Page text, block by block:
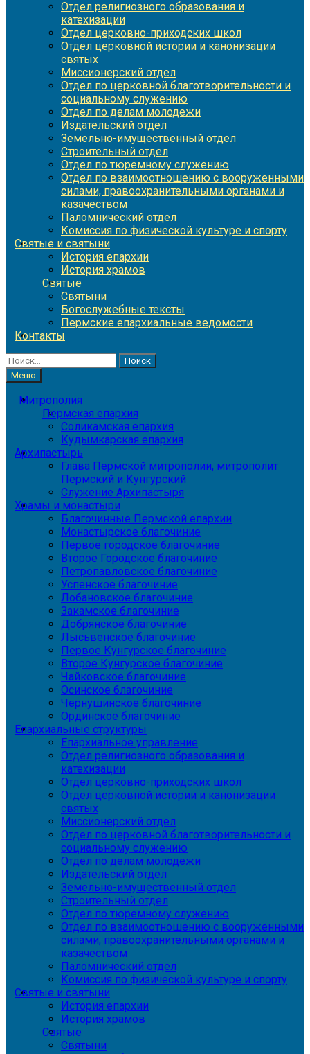
Отдел религиозного образования и
катехизации
Отдел церковно-приходских школ
Отдел церковной истории и канонизации
святых
Миссионерский отдел
Отдел по церковной благотворительности и
социальному служению
Отдел по делам молодежи
Издательский отдел
Земельно-имущественный отдел
Строительный отдел
Отдел по тюремному служению
Отдел по взаимоотношению с вооруженными
силами, правоохранительными органами и
казачеством
Паломнический отдел
Комиссия по физической культуре и спорту
Святые и святыни
История епархии
История храмов
Святые
Святыни
Богослужебные тексты
Пермские епархиальные ведомости
Контакты
Найти:
Меню
Митрополия
Пермская епархия
Соликамская епархия
Кудымкарская епархия
Архипастырь
Глава Пермской митрополии, митрополит
Пермский и Кунгурский
Служение Архипастыря
Храмы и монастыри
Благочинные Пермской епархии
Монастырское благочиние
Первое городское благочиние
Второе Городское благочиние
Петропавловское благочиние
Успенское благочиние
Лобановское благочиние
Закамское благочиние
Добрянское благочиние
Лысьвенское благочиние
Первое Кунгурское благочиние
Второе Кунгурское благочиние
Чайковское благочиние
Осинское благочиние
Чернушинское благочиние
Ординское благочиние
Епархиальные структуры
Епархиальное управление
Отдел религиозного образования и
катехизации
Отдел церковно-приходских школ
Отдел церковной истории и канонизации
святых
Миссионерский отдел
Отдел по церковной благотворительности и
социальному служению
Отдел по делам молодежи
Издательский отдел
Земельно-имущественный отдел
Строительный отдел
Отдел по тюремному служению
Отдел по взаимоотношению с вооруженными
силами, правоохранительными органами и
казачеством
Паломнический отдел
Комиссия по физической культуре и спорту
Святые и святыни
История епархии
История храмов
Святые
Святыни